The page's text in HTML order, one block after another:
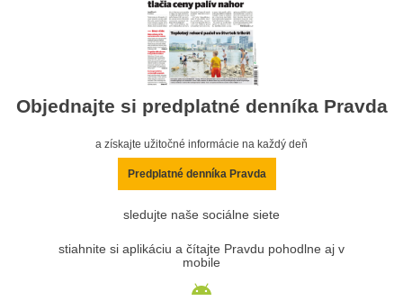
Objednajte si predplatné denníka Pravda
a získajte užitočné informácie na každý deň
Predplatné denníka Pravda
sledujte naše sociálne siete
stiahnite si aplikáciu a čítajte Pravdu pohodlne aj v
mobile